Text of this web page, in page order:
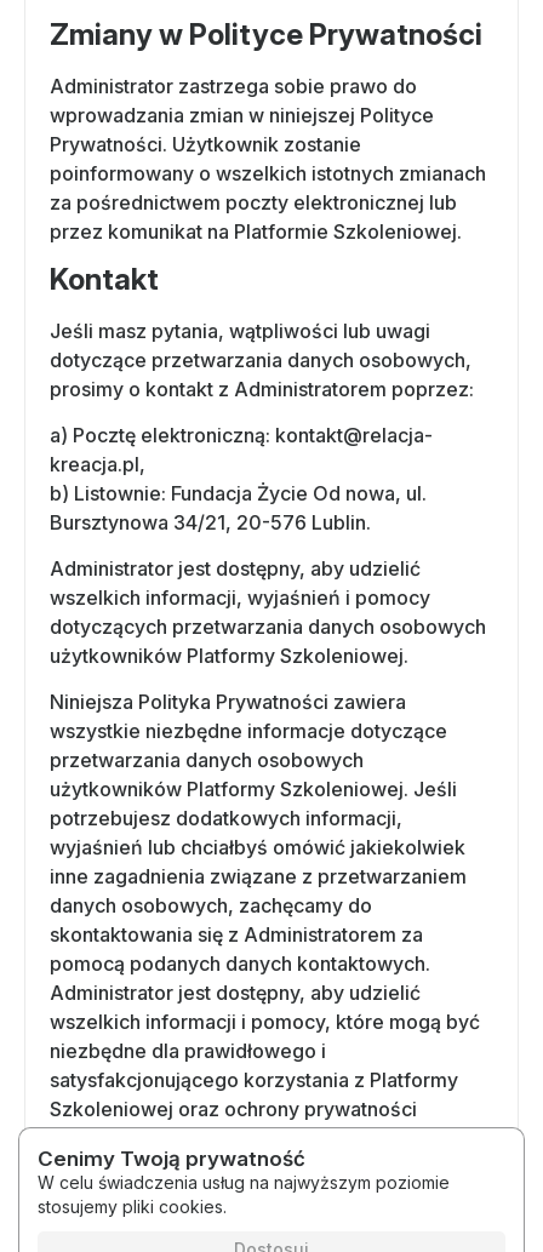
Zmiany w Polityce Prywatności
Administrator zastrzega sobie prawo do
wprowadzania zmian w niniejszej Polityce
Prywatności. Użytkownik zostanie
poinformowany o wszelkich istotnych zmianach
za pośrednictwem poczty elektronicznej lub
przez komunikat na Platformie Szkoleniowej.
Kontakt
Jeśli masz pytania, wątpliwości lub uwagi
dotyczące przetwarzania danych osobowych,
prosimy o kontakt z Administratorem poprzez:
a) Pocztę elektroniczną: kontakt@relacja-
kreacja.pl,
b) Listownie: Fundacja Życie Od nowa, ul.
Bursztynowa 34/21, 20-576 Lublin.
Administrator jest dostępny, aby udzielić
wszelkich informacji, wyjaśnień i pomocy
dotyczących przetwarzania danych osobowych
użytkowników Platformy Szkoleniowej.
Niniejsza Polityka Prywatności zawiera
wszystkie niezbędne informacje dotyczące
przetwarzania danych osobowych
użytkowników Platformy Szkoleniowej. Jeśli
potrzebujesz dodatkowych informacji,
wyjaśnień lub chciałbyś omówić jakiekolwiek
inne zagadnienia związane z przetwarzaniem
danych osobowych, zachęcamy do
skontaktowania się z Administratorem za
pomocą podanych danych kontaktowych.
Administrator jest dostępny, aby udzielić
wszelkich informacji i pomocy, które mogą być
niezbędne dla prawidłowego i
satysfakcjonującego korzystania z Platformy
Szkoleniowej oraz ochrony prywatności
RegulaminPolityka prywatności
Cenimy Twoją prywatność
W celu świadczenia usług na najwyższym poziomie
stosujemy pliki cookies.